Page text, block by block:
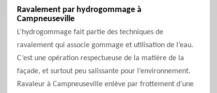
Ravalement par hydrogommage à
Campneuseville
L’hydrogommage fait partie des techniques de
ravalement qui associe gommage et utilisation de l’eau.
C’est une opération respectueuse de la matière de la
façade, et surtout peu salissante pour l’environnement.
Ravaleur à Campneuseville enlève par frottement d’une